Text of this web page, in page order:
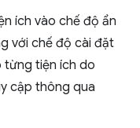
ích vào chế độ ẩn
với chế độ cài đặt
từng tiện ích do
cập thông qua